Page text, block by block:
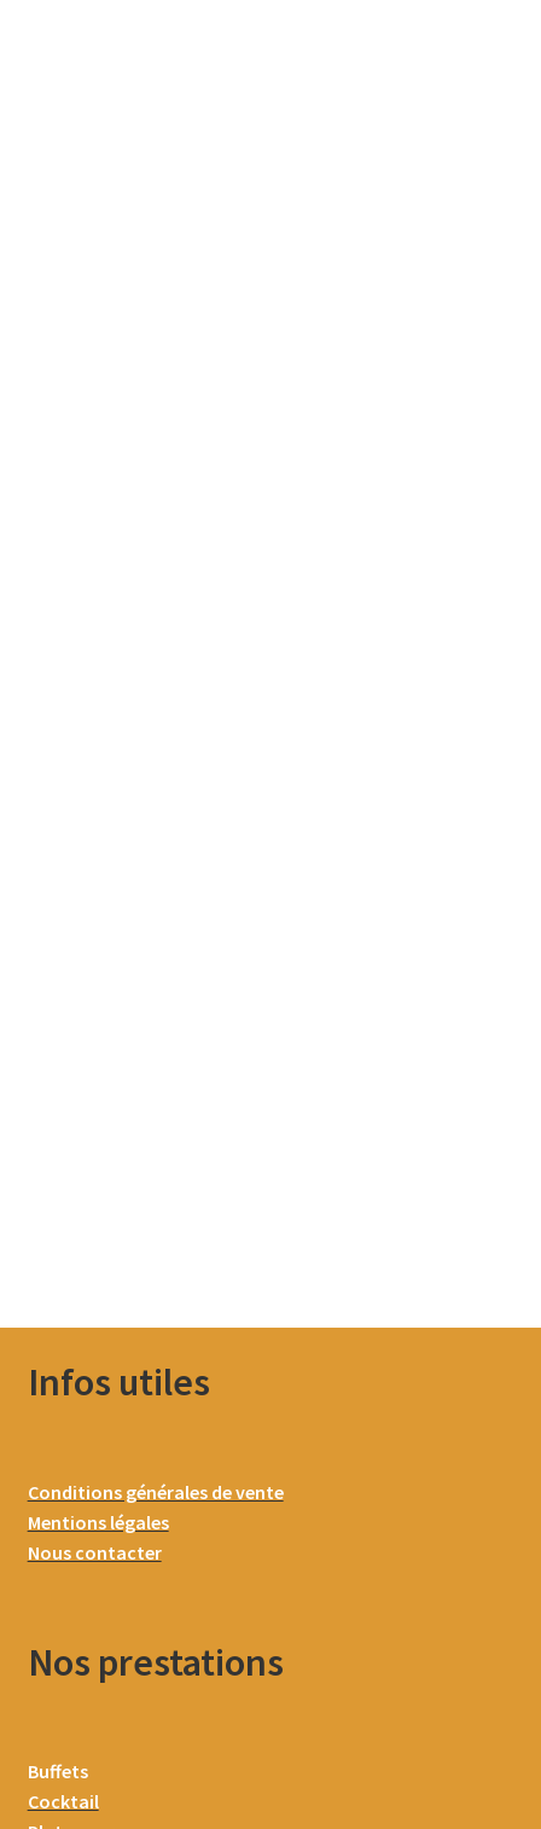
Infos utiles
Conditions générales de vente
Mentions légales
Nous contacter
Nos prestations
Buffets
Cocktail